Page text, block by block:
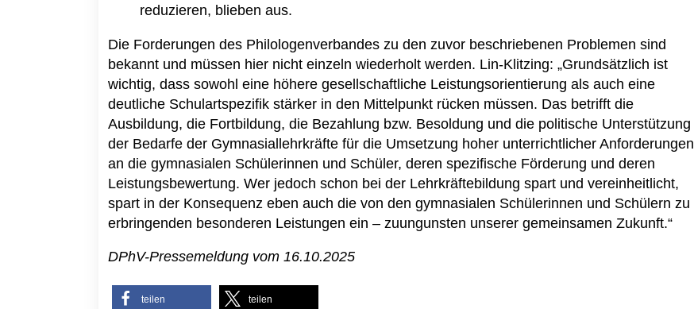
reduzieren, blieben aus.
Die Forderungen des Philologenverbandes zu den zuvor beschriebenen Problemen sind
bekannt und müssen hier nicht einzeln wiederholt werden. Lin-Klitzing: „Grundsätzlich ist
wichtig, dass sowohl eine höhere gesellschaftliche Leistungsorientierung als auch eine
deutliche Schulartspezifik stärker in den Mittelpunkt rücken müssen. Das betrifft die
Ausbildung, die Fortbildung, die Bezahlung bzw. Besoldung und die politische Unterstützung
der Bedarfe der Gymnasiallehrkräfte für die Umsetzung hoher unterrichtlicher Anforderungen
an die gymnasialen Schülerinnen und Schüler, deren spezifische Förderung und deren
Leistungsbewertung. Wer jedoch schon bei der Lehrkräftebildung spart und vereinheitlicht,
spart in der Konsequenz eben auch die von den gymnasialen Schülerinnen und Schülern zu
erbringenden besonderen Leistungen ein – zuungunsten unserer gemeinsamen Zukunft.“
DPhV-Pressemeldung vom 16.10.2025
teilen teilen